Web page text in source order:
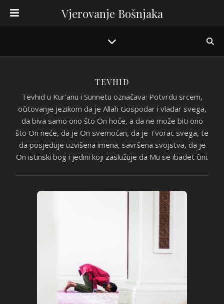
Vjerovanje Bošnjaka
TEVHID
Tevhid u Kur'anu i Sunnetu označava: Potvrdu srcem,
očitovanje jezikom da je Allah Gospodar i vladar svega,
da biva samo ono što On hoće, a da ne može biti ono
što On neće, da je On svemoćan, da je Tvorac svega, te
da posjeduje uzvišena imena, savršena svojstva, da je
On istinski bog i jedini koji zaslužuje da Mu se ibadet čini.